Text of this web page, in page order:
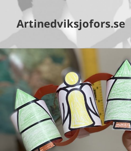
Artinedviksjofors.se